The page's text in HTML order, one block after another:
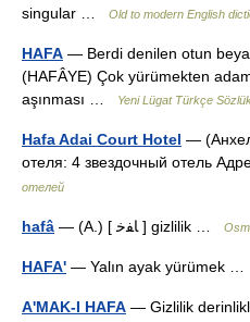
singular …
Old to modern English
HAFA — Berdi denilen otun
(HAFÂYE) Çok yürümekten
aşınması …
Yeni Lügat Türkçe
Hafa Adai Court Hotel —
отеля: 4 звездочный отель
отелей
hafâ — (A.) [ ﺎﻔﺧ ] gizlilik …
HAFA' — Yalın ayak yürümek …
A'MAK-I HAFA — Gizlilik